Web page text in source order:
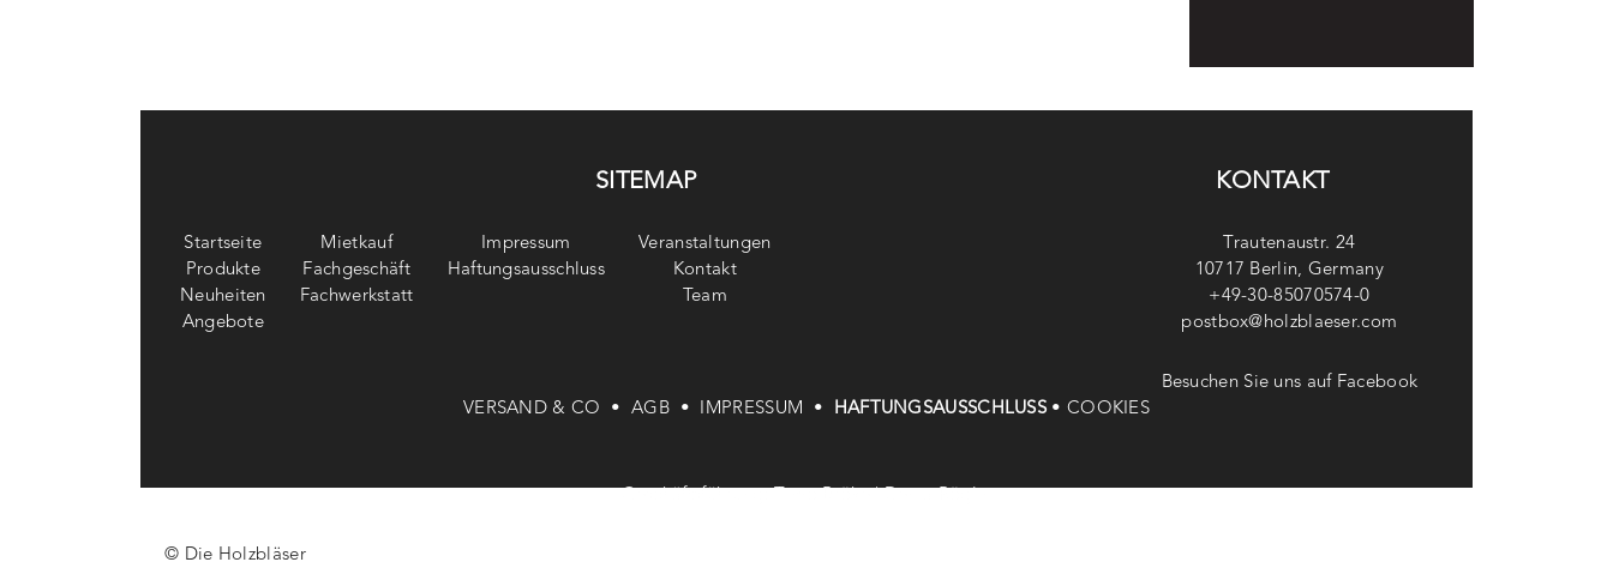
SITEMAP
Startseite
Produkte
Neuheiten
Angebote
Mietkauf
Fachgeschäft
Fachwerkstatt
Impressum
Haftungsausschluss
Veranstaltungen
Kontakt
Team
KONTAKT
Trautenaustr. 24
10717 Berlin, Germany
+49-30-85070574-0
postbox@holzblaeser.com
Besuchen Sie uns auf Facebook
VERSAND & CO •AGB • IMPRESSUM • HAFTUNGSAUSSCHLUSS • COOKIES
© Die Holzbläser